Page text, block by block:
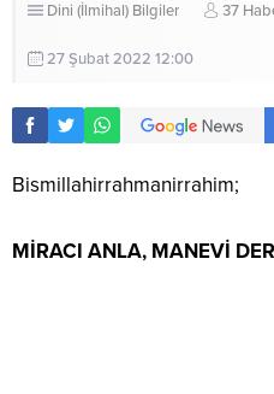
Dini (İlmihal) Bilgiler 37
27 Şubat 2022 12:00
Bismillahirrahmanirrahim;
MİRACI ANLA, MANEVİ